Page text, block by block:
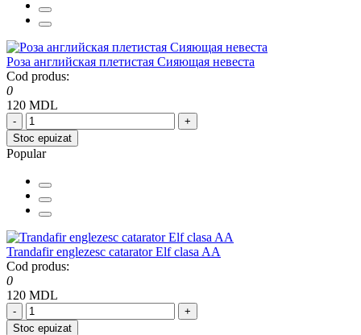
Роза английская плетистая Сияющая невеста
Cod produs:
0
120 MDL
-
+
Stoc epuizat
Popular
Trandafir englezesc catarator Elf clasa AA
Cod produs:
0
120 MDL
-
+
Stoc epuizat